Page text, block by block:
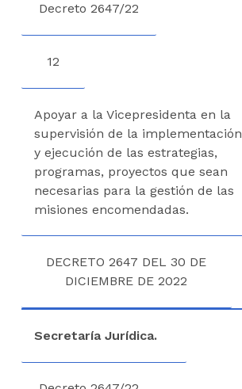
Decreto 2647/22
12
Apoyar a la Vicepresidenta en la
supervisión de la implementación
y ejecución de las estrategias,
programas, proyectos que sean
necesarias para la gestión de las
misiones encomendadas.
DECRETO 2647 DEL 30 DE
DICIEMBRE DE 2022
Secretaría Jurídica.